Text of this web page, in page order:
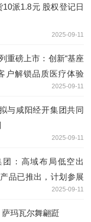
派1.8元 股权登记日
2025-09-11
重磅上市：创新“基座
户解锁品质医疗体验
2025-09-11
与咸阳经开集团共同
2025-09-11
：高域布局低空出
品已推出，计划参展
2025-09-11
玛瓦尔舞翩跹